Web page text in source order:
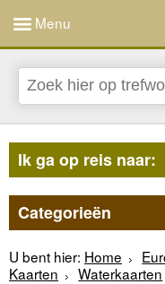
Menu
Ik ga op reis naar:
Categorieën
U bent hier: Home
Kaarten
Waterkaarten